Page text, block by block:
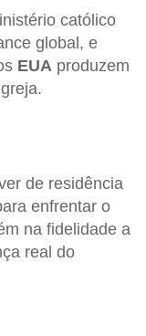
católico
global, e
EUA produzem
de residência
enfrentar o
na fidelidade a
real do